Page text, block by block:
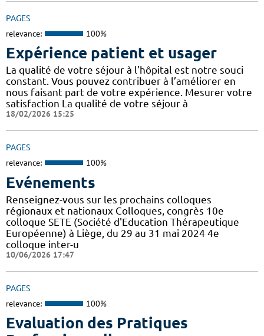
PAGES
relevance: 100%
Expérience patient et usager
La qualité de votre séjour à l'hôpital est notre souci
constant. Vous pouvez contribuer à l’améliorer en
nous faisant part de votre expérience. Mesurer votre
satisfaction La qualité de votre séjour à
18/02/2026 15:25
PAGES
relevance: 100%
Evénements
Renseignez-vous sur les prochains colloques
régionaux et nationaux Colloques, congrès 10e
colloque SETE (Société d'Education Thérapeutique
Européenne) à Liège, du 29 au 31 mai 2024 4e
colloque inter-u
10/06/2026 17:47
PAGES
relevance: 100%
Evaluation des Pratiques